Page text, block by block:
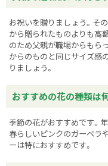
お祝いを贈りましょう。そ
から贈られたものよりも高
のため父親が職場からもら
からのものと同じサイズ感
りましょう。
おすすめの花の種類は
季節の花がおすすめです。
春らしいピンクのガーベラ
ーは特におすすめです。